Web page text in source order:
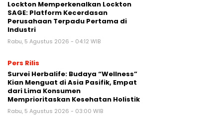
Lockton Memperkenalkan Lockton
SAGE: Platform Kecerdasan
Perusahaan Terpadu Pertama di
Industri
Rabu, 5 Agustus 2026 - 04:12 WIB
Pers Rilis
Survei Herbalife: Budaya “Wellness”
Kian Menguat di Asia Pasifik, Empat
dari Lima Konsumen
Memprioritaskan Kesehatan Holistik
Rabu, 5 Agustus 2026 - 03:00 WIB